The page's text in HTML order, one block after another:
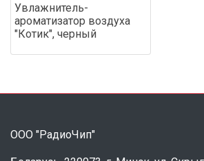
Увлажнитель-
ароматизатор воздуха
"Котик", черный
ООО "РадиоЧип"